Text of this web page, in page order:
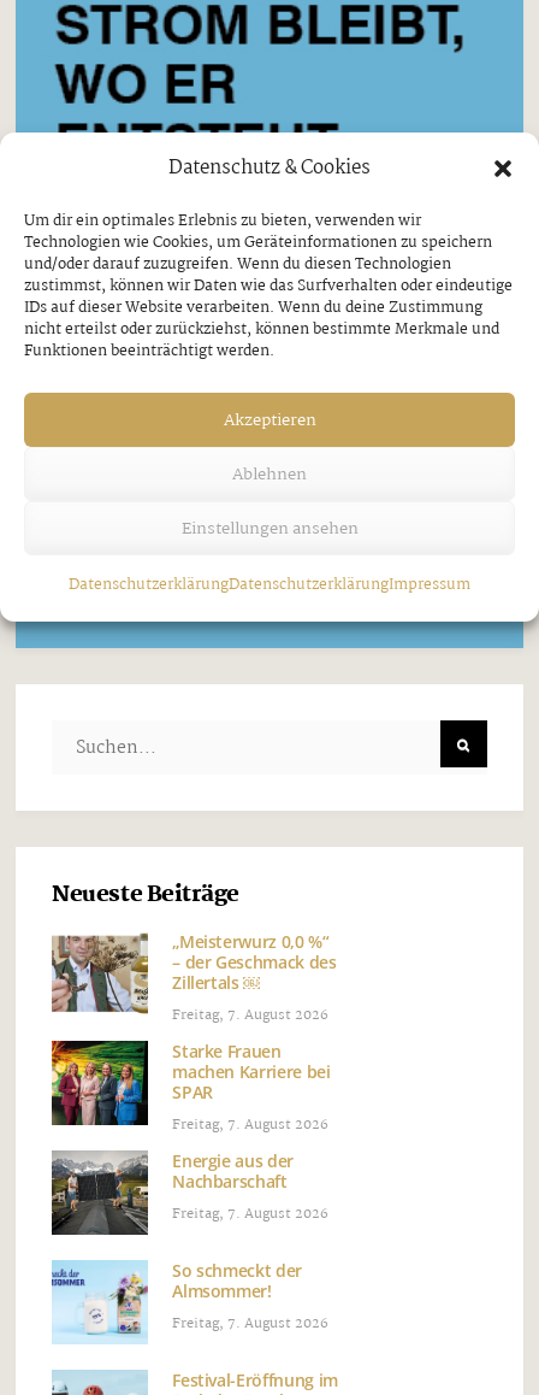
Datenschutz & Cookies
Um dir ein optimales Erlebnis zu bieten, verwenden wir
Technologien wie Cookies, um Geräteinformationen zu speichern
und/oder darauf zuzugreifen. Wenn du diesen Technologien
zustimmst, können wir Daten wie das Surfverhalten oder eindeutige
IDs auf dieser Website verarbeiten. Wenn du deine Zustimmung
nicht erteilst oder zurückziehst, können bestimmte Merkmale und
Funktionen beeinträchtigt werden.
Akzeptieren
Ablehnen
Einstellungen ansehen
DatenschutzerklärungDatenschutzerklärungImpressum
Neueste Beiträge
„Meisterwurz 0,0 %“
– der Geschmack des
Zillertals ￼
Freitag, 7. August 2026
Starke Frauen
machen Karriere bei
SPAR
Freitag, 7. August 2026
Energie aus der
Nachbarschaft
Freitag, 7. August 2026
So schmeckt der
Almsommer!
Freitag, 7. August 2026
Festival-Eröffnung im